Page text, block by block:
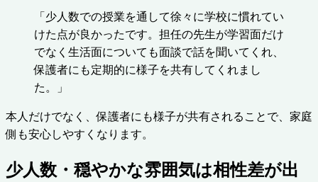
「少人数での授業を通して徐々に学校に慣れてい
けた点が良かったです。担任の先生が学習面だけ
でなく生活面についても面談で話を聞いてくれ、
保護者にも定期的に様子を共有してくれまし
た。」
本人だけでなく、保護者にも様子が共有されることで、家庭
側も安心しやすくなります。
少人数・穏やかな雰囲気は相性差が出